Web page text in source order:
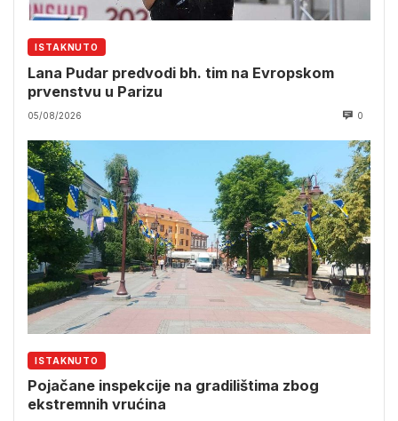
ISTAKNUTO
Lana Pudar predvodi bh. tim na Evropskom
prvenstvu u Parizu
05/08/2026 0
ISTAKNUTO
Pojačane inspekcije na gradilištima zbog
ekstremnih vrućina